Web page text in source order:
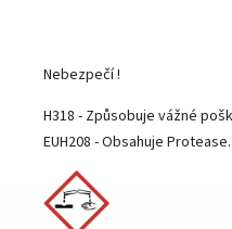
Nebezpečí !
H318 - Způsobuje vážné
EUH208 - Obsahuje